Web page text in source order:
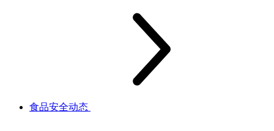
食品安全动态